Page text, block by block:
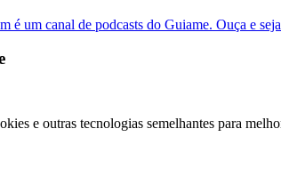
é um canal de podcasts do Guiame. Ouça e
e outras tecnologias semelhantes para